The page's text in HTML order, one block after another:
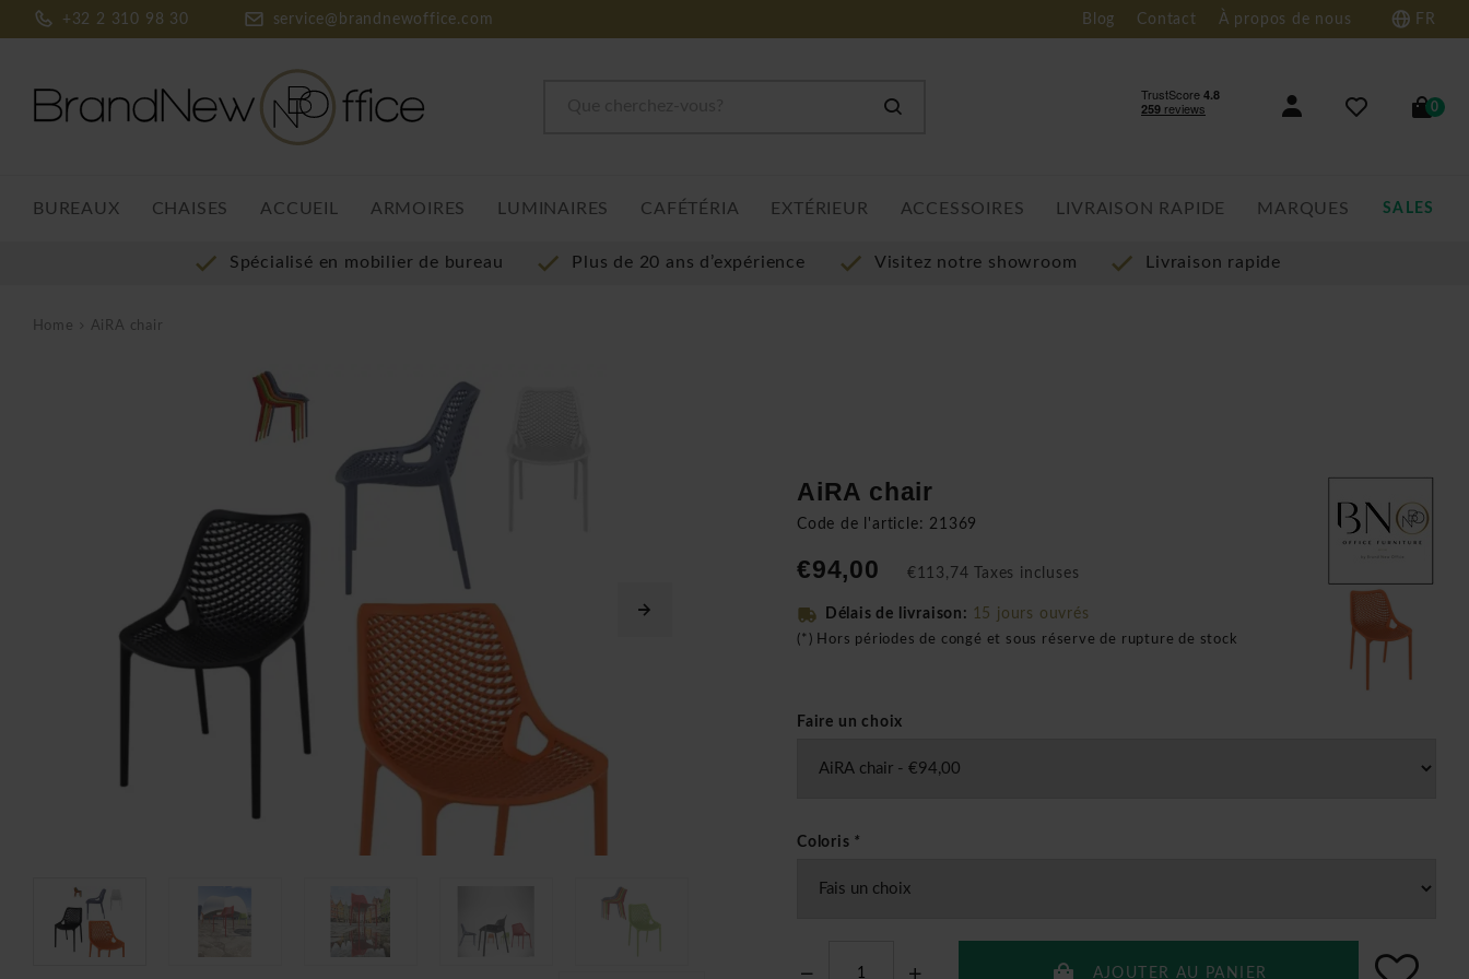
+32 2 310 98 30 service@brandnewoffice.com Blog Contact À propos de nous FR
0
BUREAUX CHAISES ACCUEIL ARMOIRES LUMINAIRES CAFÉTÉRIA EXTÉRIEUR ACCESSOIRES LIVRAISON RAPIDE MARQUES SALES
Spécialisé en mobilier de bureau Plus de 20 ans d’expérience Visitez notre showroom Livraison rapide
Home AiRA chair
AiRA chair
Code de l'article: 21369
€94,00 €113,74 Taxes incluses
Délais de livraison: 15 jours ouvrés
(*) Hors périodes de congé et sous réserve de rupture de stock
Faire un choix
Coloris *
AJOUTER AU PANIER